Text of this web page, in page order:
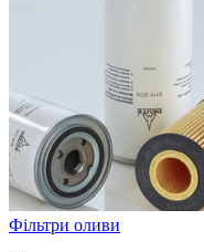
Фільтри оливи